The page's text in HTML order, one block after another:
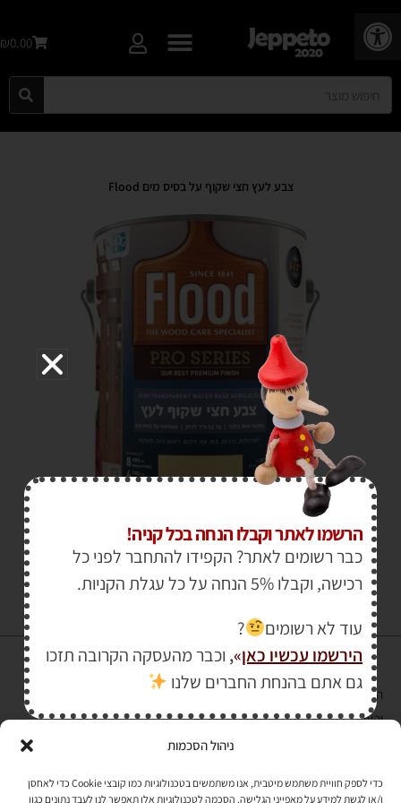
פתח סרגל נגישות
ניהול הסכמות
כדי לספק חוויית משתמש מיטבית, אנו משתמשים בטכנולוגיות כמו קובצי Cookie כדי לאחסן
ו/או לגשת למידע על מאפייני הגלישה. הסכמה לטכנולוגיות אלו תאפשר לנו לעבד נתונים כגון
₪0.00
צבע לעץ חצי שקוף על בסיס מים Flood
והעומד בתקן אבטחה PCI DSS Level-1
לתקנון האתר»
הרשמו לאתר וקבלו הנחה בכל קניה!
כבר רשומים לאתר? הקפידו להתחבר לפני כל
רכישה, וקבלו 5% הנחה על כל עגלת הקניות.
עוד לא רשומים
?
הירשמו עכשיו כאן»
, וכבר מהעסקה הקרובה תזכו
גם אתם בהנחת החברים שלנו